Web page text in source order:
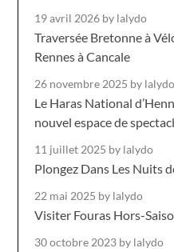
19 avril 2026 by lalydo
Traversée Bretonne à
Rennes à Cancale
26 novembre 2025 by lalydo
Le Haras National
nouvel espace de
11 juillet 2025 by lalydo
Plongez Dans Les Nuits
22 mai 2025 by lalydo
Visiter Fouras Hors-
30 octobre 2023 by lalydo